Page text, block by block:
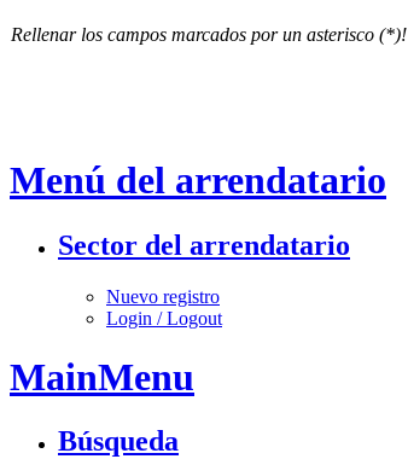
Rellenar los campos marcados por un asterisco (*)!
Menú del arrendatario
Sector del arrendatario
Nuevo registro
Login / Logout
MainMenu
Búsqueda